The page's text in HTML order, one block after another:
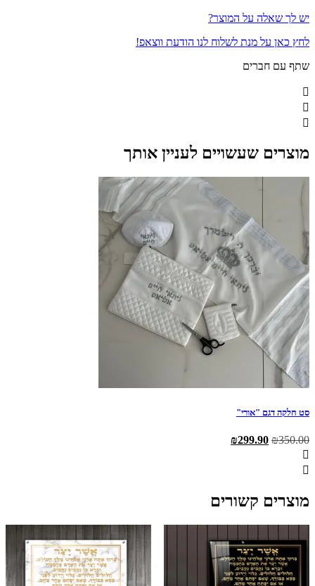
יש לך שאלה על המוצר?
לחץ כאן על מנת לשלוח לנו הודעת ווצאפ!
שתף עם חברים
מוצרים שעשויים לעניין אותך
סט חלקה דגם "אורי"
₪350.00
המחיר ₪299.90
מוצרים קשורים